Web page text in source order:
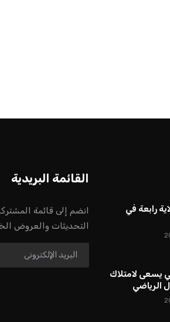
رابعة في
يسعى لامتلاك
الرياضي
القائمة البريدية
انضم إلى قائمة
التحديثات والعروض